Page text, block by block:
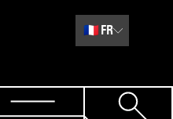
🇫🇷 FR